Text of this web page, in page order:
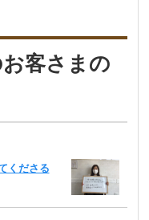
客さまの
くださる